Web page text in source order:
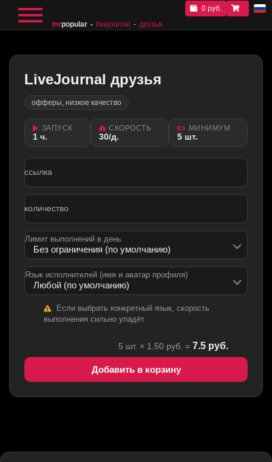
mrpopular livejournal друзья
0 руб.
LiveJournal друзья
офферы, низкое качество
ЗАПУСК
1 ч.
СКОРОСТЬ
30/д.
МИНИМУМ
5 шт.
ссылка
количество
Лимит выполнений в день
Язык исполнителей (имя и аватар профиля)
Если выбрать конкретный язык, скорость
выполнения сильно упадёт
5 шт. × 1.50 руб. = 7.5 руб.
Добавить в корзину